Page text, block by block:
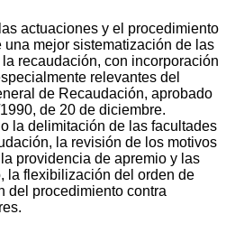
actuaciones y el procedimiento
mejor sistematización de las
recaudación, con incorporación
relevantes del
de Recaudación, aprobado
de 20 de diciembre.
la delimitación de las facultades
la revisión de los motivos
providencia de apremio y las
la flexibilización del orden de
del procedimiento contra